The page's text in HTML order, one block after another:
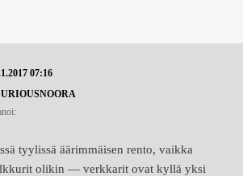
07:16
tyylissä äärimmäisen rento, vaikka
olikin — verkkarit ovat kyllä yksi